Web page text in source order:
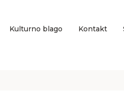
Kulturno blago Kontakt